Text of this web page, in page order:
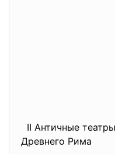
II Античные
Древнего Рима